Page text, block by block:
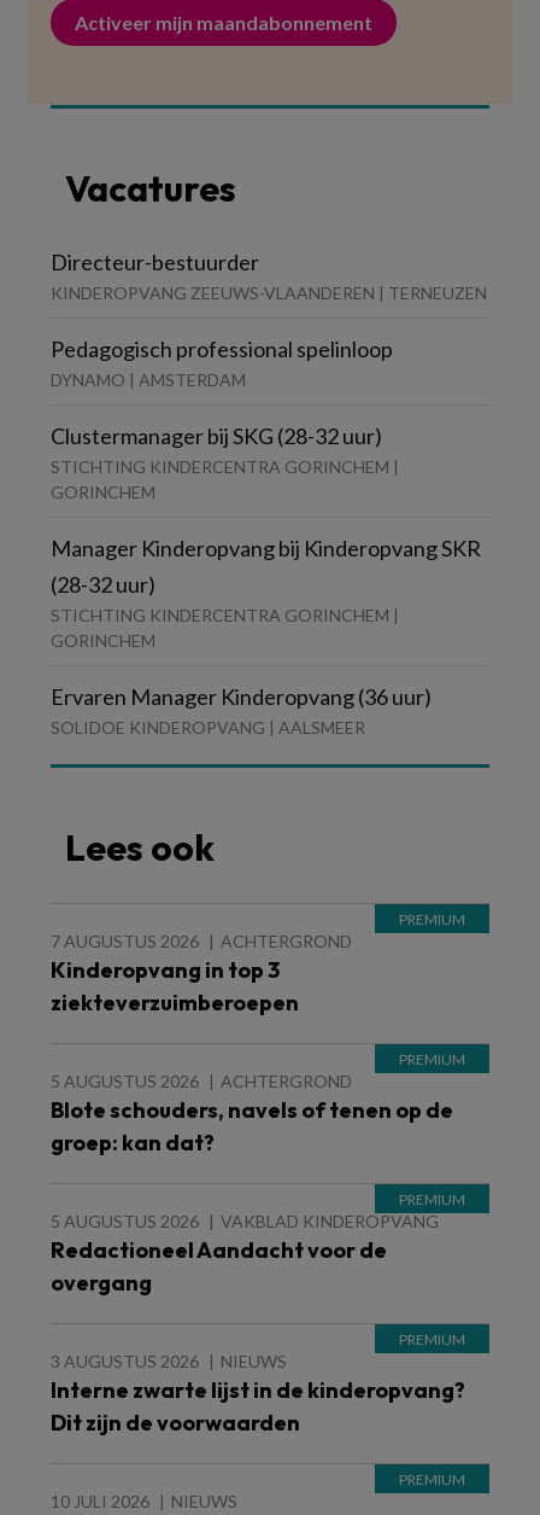
Activeer mijn maandabonnement
Vacatures
Directeur-bestuurder
KINDEROPVANG ZEEUWS-VLAANDEREN | TERNEUZEN
Pedagogisch professional spelinloop
DYNAMO | AMSTERDAM
Clustermanager bij SKG (28-32 uur)
STICHTING KINDERCENTRA GORINCHEM |
GORINCHEM
Manager Kinderopvang bij Kinderopvang SKR
(28-32 uur)
STICHTING KINDERCENTRA GORINCHEM |
GORINCHEM
Ervaren Manager Kinderopvang (36 uur)
SOLIDOE KINDEROPVANG | AALSMEER
Lees ook
7 AUGUSTUS 2026 ACHTERGROND
Kinderopvang in top 3
ziekteverzuimberoepen
5 AUGUSTUS 2026 ACHTERGROND
Blote schouders, navels of tenen op de
groep: kan dat?
5 AUGUSTUS 2026 VAKBLAD KINDEROPVANG
Redactioneel Aandacht voor de
overgang
3 AUGUSTUS 2026 NIEUWS
Interne zwarte lijst in de kinderopvang?
Dit zijn de voorwaarden
10 JULI 2026 NIEUWS